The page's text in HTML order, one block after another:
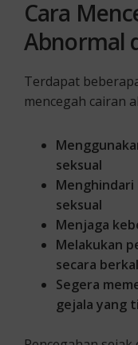
Cara
Abnormal
Terdapat
mencegah cairan
seksual
seksual
Menjaga
Melakukan
secara
Segera
gejala yang